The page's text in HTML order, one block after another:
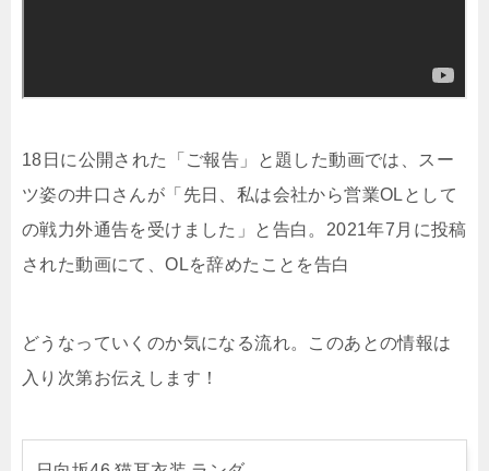
18日に公開された「ご報告」と題した動画では、スー
ツ姿の井口さんが「先日、私は会社から営業OLとして
の戦力外通告を受けました」と告白。2021年7月に投稿
された動画にて、OLを辞めたことを告白
どうなっていくのか気になる流れ。このあとの情報は
入り次第お伝えします！